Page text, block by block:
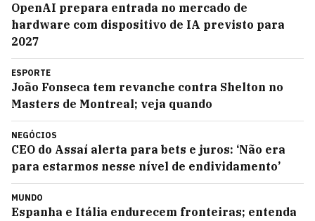
OpenAI prepara entrada no mercado de
hardware com dispositivo de IA previsto para
2027
ESPORTE
João Fonseca tem revanche contra Shelton no
Masters de Montreal; veja quando
NEGÓCIOS
CEO do Assaí alerta para bets e juros: ‘Não era
para estarmos nesse nível de endividamento’
MUNDO
Espanha e Itália endurecem fronteiras; entenda